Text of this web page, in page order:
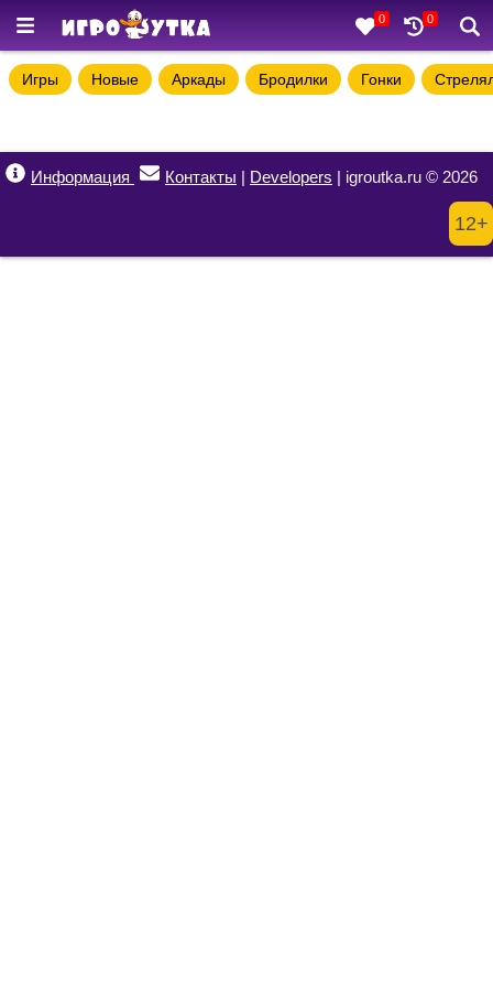
0 0
Игры Новые Аркады Бродилки Гонки
Информация Контакты | Developers | igroutka.ru © 2026
12+